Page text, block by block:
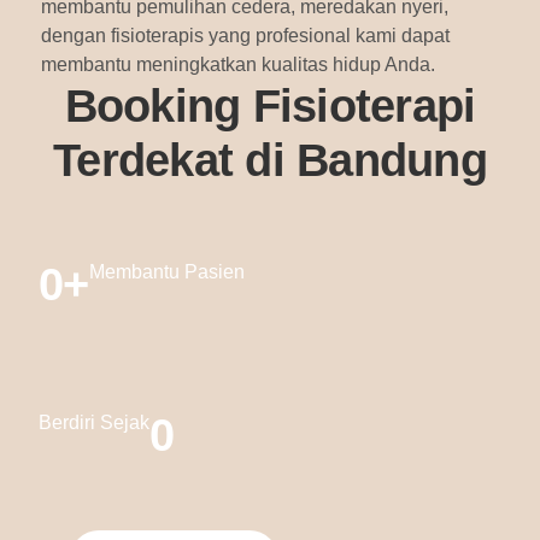
membantu pemulihan cedera, meredakan nyeri,
dengan fisioterapis yang profesional kami dapat
membantu meningkatkan kualitas hidup Anda.
Booking Fisioterapi
Terdekat di Bandung
0+ Membantu Pasien
Berdiri Sejak0